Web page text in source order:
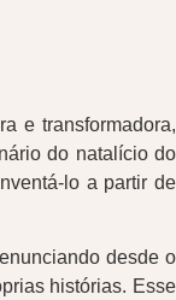
e transformadora,
do natalício do
lo a partir de
desde o
histórias. Esse